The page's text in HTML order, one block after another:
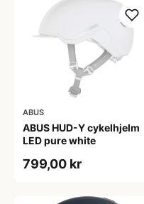
ABUS
ABUS HUD-Y cykelhjelm
LED pure white
799,00 kr